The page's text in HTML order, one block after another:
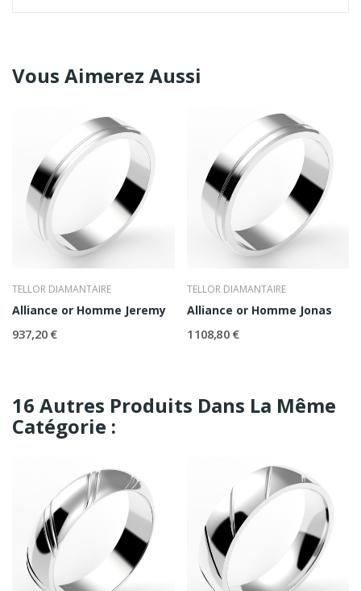
Vous Aimerez Aussi
TELLOR DIAMANTAIRE
Alliance or Homme Jeremy
937,20 €
TELLOR DIAMANTAIRE
Alliance or Homme Jonas
1 108,80 €
16 Autres Produits Dans La Même
Catégorie :